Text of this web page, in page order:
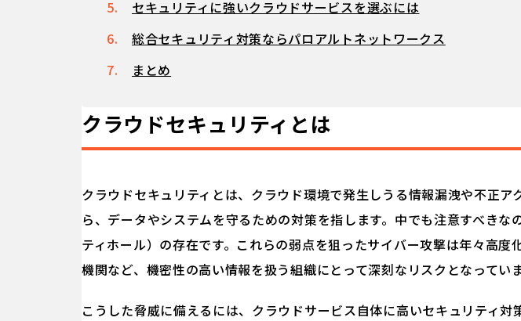
セキュリティに強いクラウドサービスを選ぶには
総合セキュリティ対策ならパロアルトネットワークス
まとめ
クラウドセキュリティとは
クラウドセキュリティとは、クラウド環境で発生しうる情報漏洩や不正ア
ら、データやシステムを守るための対策を指します。中でも注意すべきな
ティホール）の存在です。これらの弱点を狙ったサイバー攻撃は年々高度
機関など、機密性の高い情報を扱う組織にとって深刻なリスクとなっていま
こうした脅威に備えるには、クラウドサービス自体に高いセキュリティ対